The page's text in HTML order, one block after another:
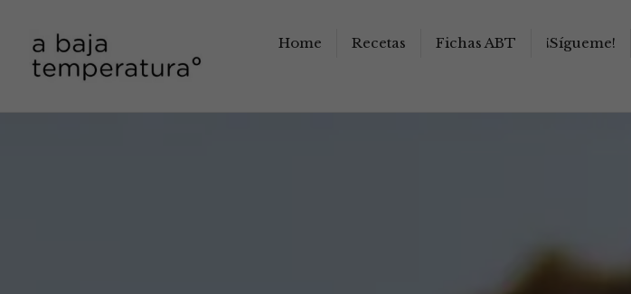
a baja temperatura
Home Recetas Fichas ABT ¡Sígueme!